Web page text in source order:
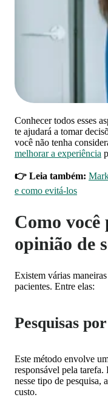
Conhecer todos esses
te ajudará a tomar
você não tenha
melhorar a experiência
👉 Leia também:
e como evitá-los
Como você
opinião de
Existem várias
pacientes. Entre elas:
Pesquisas
Este método envolve
responsável pela tarefa.
nesse tipo de pesquisa,
custo.